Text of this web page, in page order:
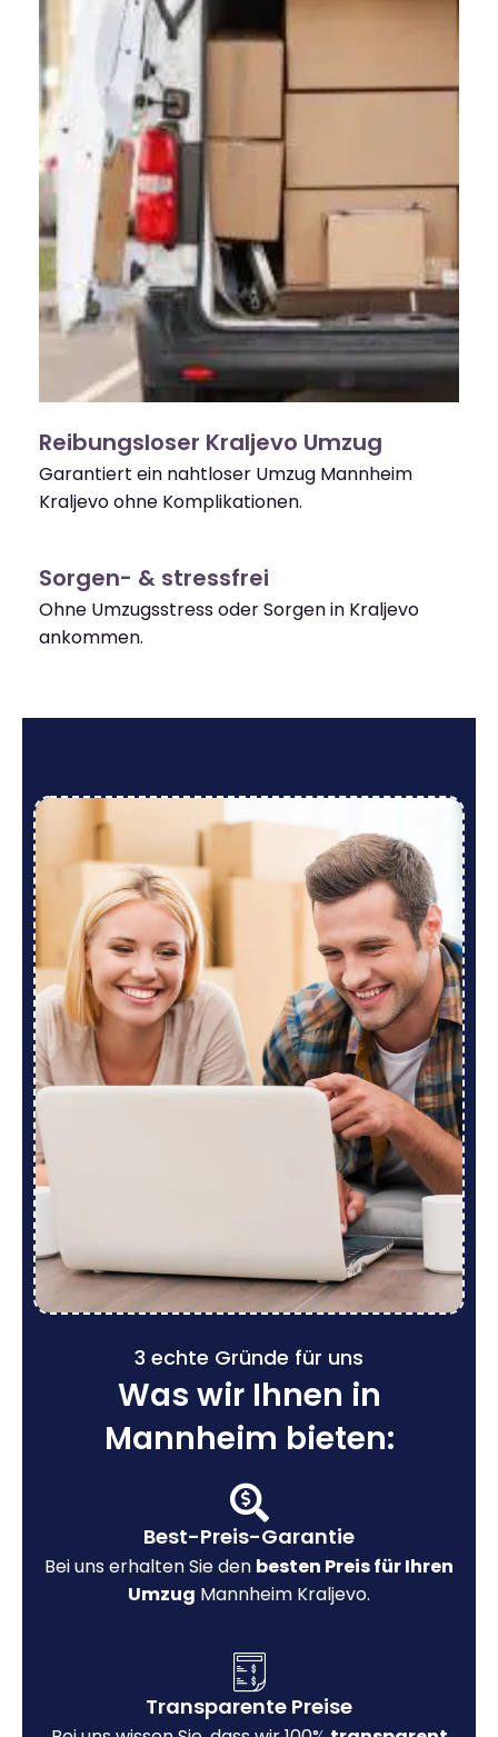
Reibungsloser Kraljevo Umzug
Garantiert ein nahtloser Umzug Mannheim
Kraljevo ohne Komplikationen.
Sorgen- & stressfrei
Ohne Umzugsstress oder Sorgen in Kraljevo
ankommen.
3 echte Gründe für uns
Was wir Ihnen in
Mannheim bieten:
Best-Preis-Garantie
Bei uns erhalten Sie den besten Preis für Ihren
Umzug Mannheim Kraljevo.
Transparente Preise